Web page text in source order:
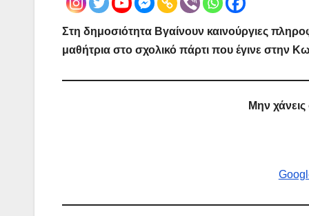
Στη δημοσιότητα Βγαίνουν καινούργιες
μαθήτρια στο σχολικό πάρτι που έγινε στην
Μην